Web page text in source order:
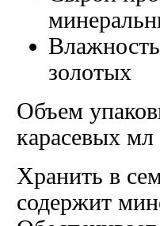
золотых
Объем
карасевых мл
Хранить в
содержит